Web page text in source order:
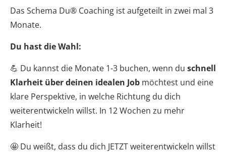
Das Schema Du® Coaching ist aufgeteilt in zwei mal 3
Monate.
Du hast die Wahl:
💪 Du kannst die Monate 1-3 buchen, wenn du schnell
Klarheit über deinen idealen Job möchtest und eine
klare Perspektive, in welche Richtung du dich
weiterentwickeln willst. In 12 Wochen zu mehr
Klarheit!
🤩 Du weißt, dass du dich JETZT weiterentwickeln willst